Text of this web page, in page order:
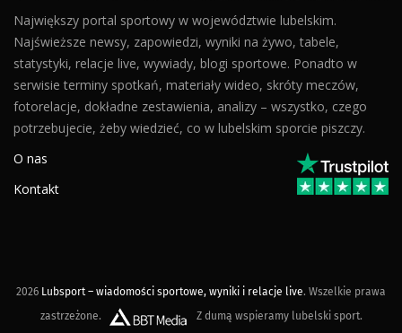
Największy portal sportowy w województwie lubelskim.
Najświeższe newsy, zapowiedzi, wyniki na żywo, tabele,
statystyki, relacje live, wywiady, blogi sportowe. Ponadto w
serwisie terminy spotkań, materiały wideo, skróty meczów,
fotorelacje, dokładne zestawienia, analizy – wszystko, czego
potrzebujecie, żeby wiedzieć, co w lubelskim sporcie piszczy.
O nas
Kontakt
2026 Lubsport – wiadomości sportowe, wyniki i relacje live. Wszelkie prawa
zastrzeżone.
Z dumą wspieramy lubelski sport.